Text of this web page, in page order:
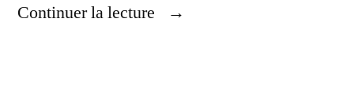
Continuer la lecture
« Construire